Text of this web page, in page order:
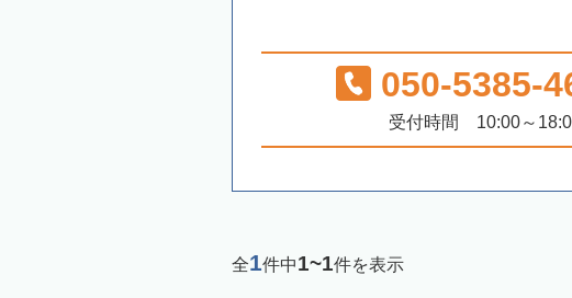
050-5385-
受付時間 10:00～
全1件中1~1件を表示